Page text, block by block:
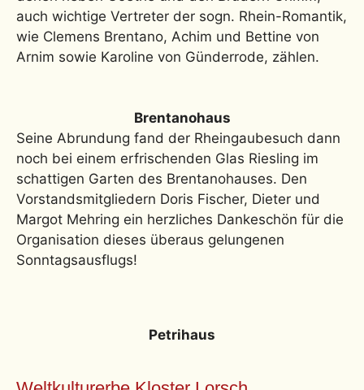
auch wichtige Vertreter der sogn. Rhein-Romantik,
wie Clemens Brentano, Achim und Bettine von
Arnim sowie Karoline von Günderrode, zählen.
Brentanohaus
Seine Abrundung fand der Rheingaubesuch dann
noch bei einem erfrischenden Glas Riesling im
schattigen Garten des Brentanohauses. Den
Vorstandsmitgliedern Doris Fischer, Dieter und
Margot Mehring ein herzliches Dankeschön für die
Organisation dieses überaus gelungenen
Sonntagsausflugs!
Petrihaus